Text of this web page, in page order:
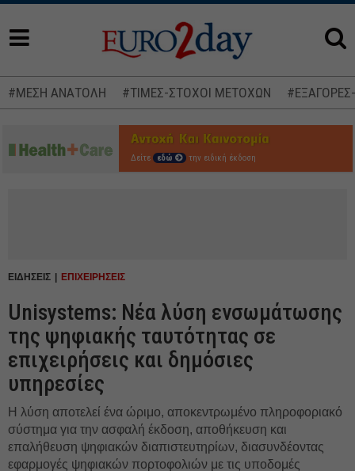
#ΜΕΣΗ ΑΝΑΤΟΛΗ #ΤΙΜΕΣ-ΣΤΟΧΟΙ ΜΕΤΟΧΩΝ
Δείτε εδώ την ειδική έκδοση
ΕΙΔΗΣΕΙΣ ΕΠΙΧΕΙΡΗΣΕΙΣ
Unisystems: Νέα λύση ενσωμάτωσης
της ψηφιακής ταυτότητας σε
επιχειρήσεις και δημόσιες
υπηρεσίες
Η λύση αποτελεί ένα ώριμο, αποκεντρωμένο πληροφοριακό
σύστημα για την ασφαλή έκδοση, αποθήκευση και
επαλήθευση ψηφιακών διαπιστευτηρίων, διασυνδέοντας
εφαρμογές ψηφιακών πορτοφολιών με τις υποδομές